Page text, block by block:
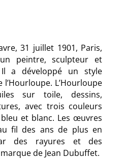
31 juillet 1901, Paris,
peintre, sculpteur et
Il a développé un style
l’Hourloupe. L’Hourloupe
sur toile, dessins,
avec trois couleurs
et blanc. Les œuvres
fil des ans de plus en
des rayures et des
de Jean Dubuffet.